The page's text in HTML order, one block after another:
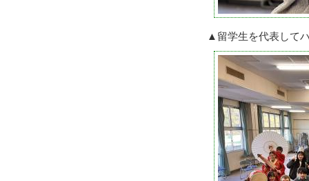
▲留学生を代表して